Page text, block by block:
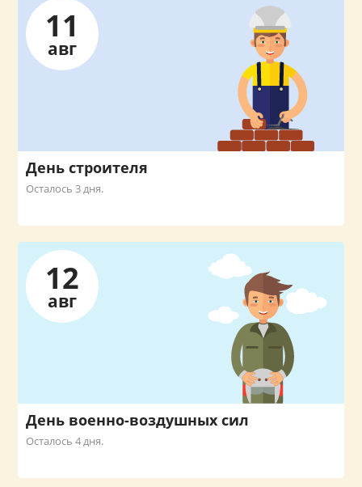
11
авг
День строителя
Осталось 3 дня.
12
авг
День военно-воздушных сил
Осталось 4 дня.